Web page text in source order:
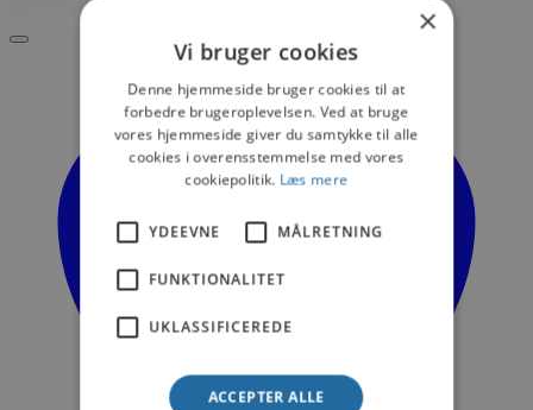
×
Vi bruger cookies
Denne hjemmeside bruger cookies til at
forbedre brugeroplevelsen. Ved at bruge
vores hjemmeside giver du samtykke til alle
cookies i overensstemmelse med vores
cookiepolitik. Læs mere
YDEEVNE MÅLRETNING
FUNKTIONALITET
UKLASSIFICEREDE
ACCEPTER ALLE